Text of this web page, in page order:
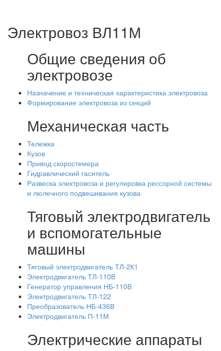
Электровоз ВЛ11М
Общие сведения об
электровозе
Назначение и техническая характеристика электровоза
Формирование электровоза из секций
Механическая часть
Тележка
Кузов
Привод скоростемера
Гидравлический гаситель
Развеска электровоза и регулировка рессорной системы
и люлечного подвешивания кузова
Тяговый электродвигатель
и вспомогательные
машины
Тяговый электродвигатель ТЛ-2К1
Электродвигатель ТЛ-110В
Генератор управления НБ-110В
Электродвигатель ТЛ-122
Преобразователь НБ-436В
Электродвигатель П-11М
Электрические аппараты